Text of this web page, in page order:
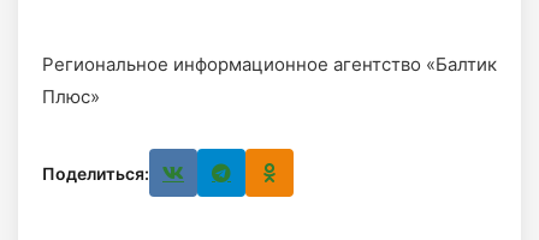
Региональное информационное агентство «Балтик
Плюс»
Поделиться: